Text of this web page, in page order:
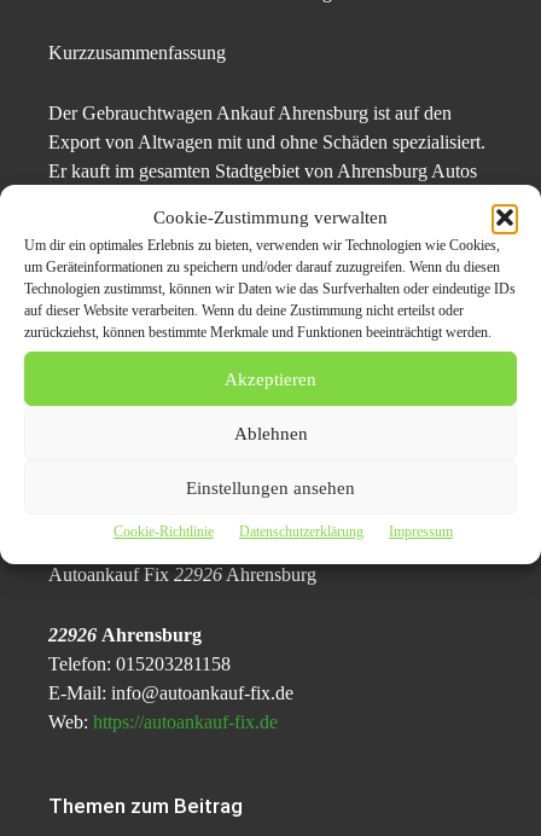
Cookie-Zustimmung verwalten
Um dir ein optimales Erlebnis zu bieten, verwenden wir Technologien wie Cookies,
um Geräteinformationen zu speichern und/oder darauf zuzugreifen. Wenn du diesen
Technologien zustimmst, können wir Daten wie das Surfverhalten oder eindeutige IDs
auf dieser Website verarbeiten. Wenn du deine Zustimmung nicht erteilst oder
zurückziehst, können bestimmte Merkmale und Funktionen beeinträchtigt werden.
Akzeptieren
Ablehnen
Einstellungen ansehen
Cookie-Richtlinie Datenschutzerklärung Impressum
Kurzzusammenfassung
Der Gebrauchtwagen Ankauf Ahrensburg ist auf den
Export von Altwagen mit und ohne Schäden spezialisiert.
Er kauft im gesamten Stadtgebiet von Ahrensburg Autos
mit einem überzeugenden Service verbunden. Für den
Autoankauf Ahrensburg kommen sämtliche Baujahre und
Marken infrage, selbst wenn die Gebrauchtwagen im
Moment des Ankaufs nicht fahrtüchtig sind oder sehr
erhebliche Schäden aufweisen.
Gebrauchtwagen mit diversen Schäden an den Autoankauf Ahrensburg
Essa El-lahib
Autoankauf Fix 22926 Ahrensburg
22926 Ahrensburg
Telefon: 015203281158
E-Mail: info@autoankauf-fix.de
Web: https://autoankauf-fix.de
Themen zum Beitrag